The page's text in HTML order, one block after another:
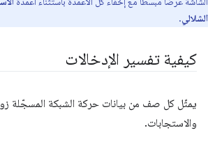
الشلالي.
كيفية تفسير الإدخالات
يمثّل كل صف من بيانات حركة الشبكة المسجّلة
والاستجابات.